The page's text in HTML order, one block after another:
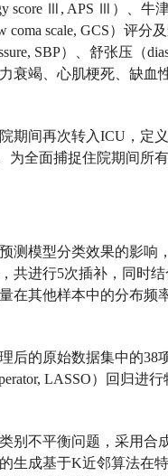
score Ⅲ, APS Ⅲ）、牛
coma scale, GCS）评分
SBP）、舒张压（
衰竭、心肌梗死、缺血
期间再次转入ICU，定
为全面捕捉住院期间所
测模型分类效果的影响
共进行5次插补，同时
在其他样本中的分布频
后的原始数据集中的38
LASSO）回归
别不平衡问题，采用合
生成基于K近邻算法在